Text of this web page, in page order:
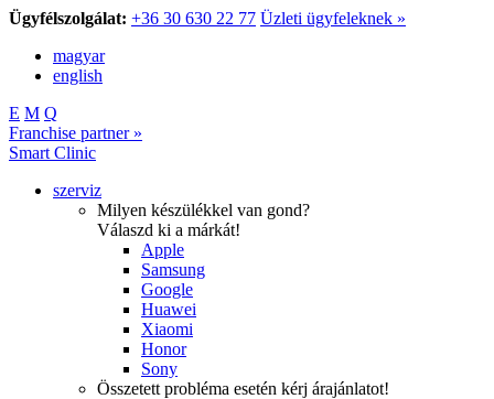
Ügyfélszolgálat: +36 30 630 22 77 Üzleti ügyfeleknek »
magyar
english
E M Q
Franchise partner »
Smart Clinic
szerviz
Milyen készülékkel van gond?
Válaszd ki a márkát!
Apple
Samsung
Google
Huawei
Xiaomi
Honor
Sony
Összetett probléma esetén kérj árajánlatot!